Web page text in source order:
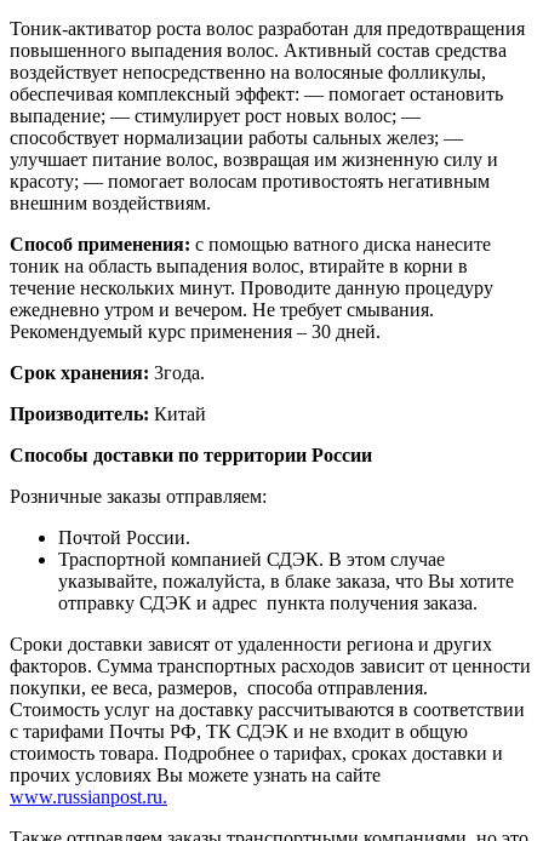
Тоник-активатор роста волос разработан для предотвращения
повышенного выпадения волос. Активный состав средства
воздействует непосредственно на волосяные фолликулы,
обеспечивая комплексный эффект: — помогает остановить
выпадение; — стимулирует рост новых волос; —
способствует нормализации работы сальных желез; —
улучшает питание волос, возвращая им жизненную силу и
красоту; — помогает волосам противостоять негативным
внешним воздействиям.
Способ применения: с помощью ватного диска нанесите
тоник на область выпадения волос, втирайте в корни в
течение нескольких минут. Проводите данную процедуру
ежедневно утром и вечером. Не требует смывания.
Рекомендуемый курс применения – 30 дней.
Срок хранения: 3года.
Производитель: Китай
Способы доставки по территории России
Розничные заказы отправляем:
Почтой России.
Траспортной компанией СДЭК. В этом случае
указывайте, пожалуйста, в блаке заказа, что Вы хотите
отправку СДЭК и адрес пункта получения заказа.
Сроки доставки зависят от удаленности региона и других
факторов. Сумма транспортных расходов зависит от ценности
покупки, ее веса, размеров, способа отправления.
Стоимость услуг на доставку рассчитываются в соответствии
с тарифами Почты РФ, ТК СДЭК и не входит в общую
стоимость товара. Подробнее о тарифах, сроках доставки и
прочих условиях Вы можете узнать на сайте
www.russianpost.ru.